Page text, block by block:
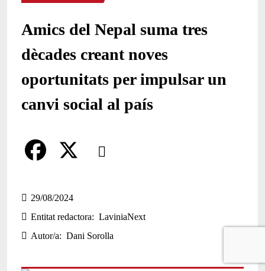
Amics del Nepal suma tres
dècades creant noves
oportunitats per impulsar un
canvi social al país
Comparteix
a
c
e
29/08/2024
Entitat redactora
LaviniaNext
Autor/a
Dani Sorolla